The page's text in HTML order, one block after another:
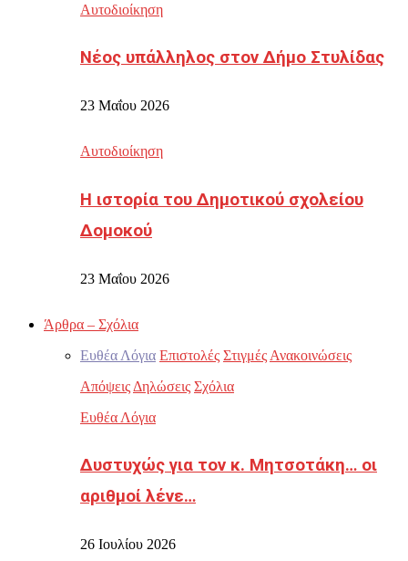
Αυτοδιοίκηση
Νέος υπάλληλος στον Δήμο Στυλίδας
23 Μαΐου 2026
Αυτοδιοίκηση
Η ιστορία του Δημοτικού σχολείου
Δομοκού
23 Μαΐου 2026
Άρθρα – Σχόλια
Ευθέα Λόγια Επιστολές Στιγμές Ανακοινώσεις
Απόψεις Δηλώσεις Σχόλια
Ευθέα Λόγια
Δυστυχώς για τον κ. Μητσοτάκη… οι
αριθμοί λένε…
26 Ιουλίου 2026